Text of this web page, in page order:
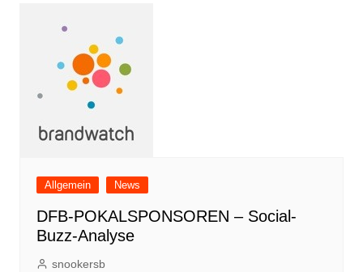
Allgemein News
DFB-POKALSPONSOREN – Social-
Buzz-Analyse
snookersb